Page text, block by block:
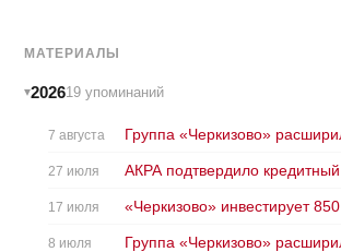
МАТЕРИАЛЫ
202619 упоминаний
7 августа Группа «Черкизово»
27 июля АКРА подтвердило
17 июля «Черкизово» инвестирует
8 июля Группа «Черкизово»